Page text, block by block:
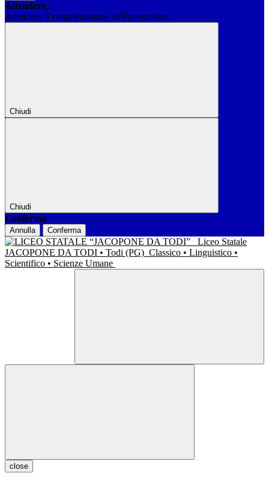
Attendere...
Attendere il completamento dell'operazione...
Chiudi
Chiudi
Conferma
Annulla Conferma
Liceo Statale
JACOPONE DA TODI • Todi (PG) Classico • Linguistico •
Scientifico • Scienze Umane
close